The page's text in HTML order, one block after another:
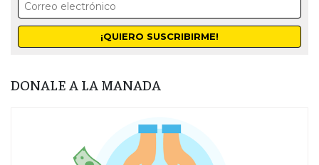
DONALE A LA MANADA